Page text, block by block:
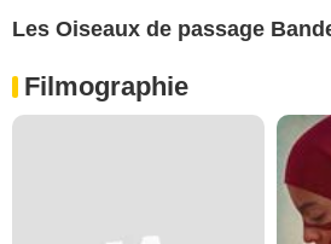
Les Oiseaux de passage
Filmographie